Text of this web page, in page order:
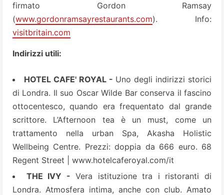
firmato Gordon Ramsay
(www.gordonramsayrestaurants.com). Info:
visitbritain.com
Indirizzi utili:
HOTEL CAFE' ROYAL - Uno degli indirizzi storici
di Londra. Il suo Oscar Wilde Bar conserva il fascino
ottocentesco, quando era frequentato dal grande
scrittore. L’Afternoon tea è un must, come un
trattamento nella urban Spa, Akasha Holistic
Wellbeing Centre. Prezzi: doppia da 666 euro. 68
Regent Street | www.hotelcaferoyal.com/it
THE IVY - Vera istituzione tra i ristoranti di
Londra. Atmosfera intima, anche con club. Amato